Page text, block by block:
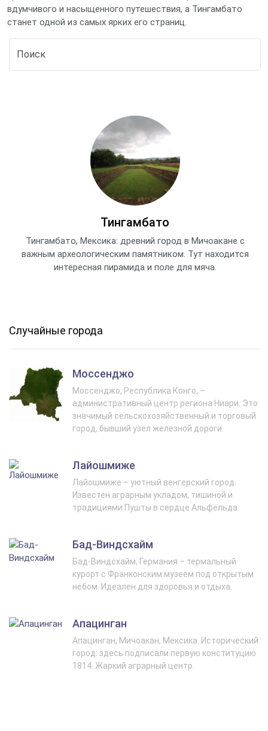
вдумчивого и насыщенного путешествия, а Тингамбато
станет одной из самых ярких его страниц.
Тингамбато
Тингамбато, Мексика: древний город в Мичоакане с
важным археологическим памятником. Тут находится
интересная пирамида и поле для мяча.
Случайные города
Моссенджо
Моссенджо, Республика Конго, –
административный центр региона Ниари. Это
значимый сельскохозяйственный и торговый
город, бывший узел железной дороги.
Лайошмиже
Лайошмиже – уютный венгерский город.
Известен аграрным укладом, тишиной и
традициями Пушты в сердце Альфёльда.
Бад-Виндсхайм
Бад-Виндсхайм, Германия – термальный
курорт с Франконским музеем под открытым
небом. Идеален для здоровья и отдыха.
Апацинган
Апацинган, Мичоакан, Мексика. Исторический
город: здесь подписали первую конституцию
1814. Жаркий аграрный центр.